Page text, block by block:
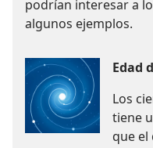
podrían interesar a
algunos ejemplos.
Edad
Los
tiene
que